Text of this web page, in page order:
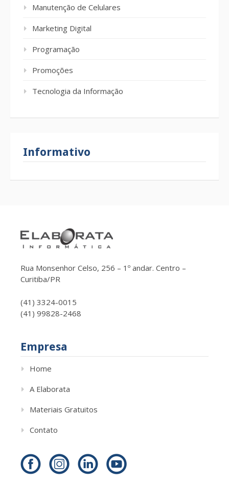
Manutenção de Celulares
Marketing Digital
Programação
Promoções
Tecnologia da Informação
Informativo
Rua Monsenhor Celso, 256 – 1º andar. Centro –
Curitiba/PR
(41) 3324-0015
(41) 99828-2468
Empresa
Home
A Elaborata
Materiais Gratuitos
Contato